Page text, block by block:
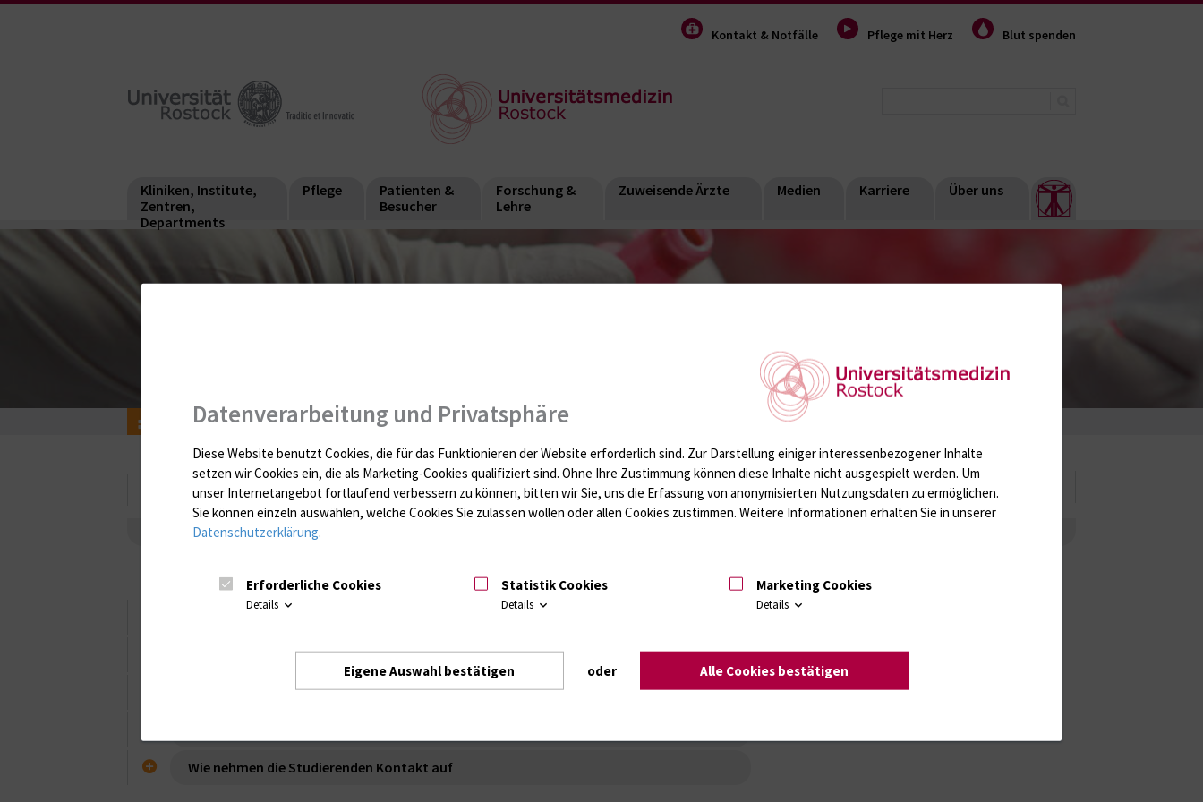
Kontakt & Notfälle Pflege mit Herz Blut spenden
Kliniken, Institute,
Zentren,
Departments
Pflege
Patienten &
Besucher
Forschung &
Lehre
Zuweisende Ärzte Medien Karriere Über uns
Forschung & Lehre Studium und Lehre an der Universitätsmedizin Rostock Informationen für Zahnärzte
Zahnmedizin
Bewerbung Aufbau und Ziele
Wie nehmen die Studierenden Kontakt auf
Kontakt
Studiengangskoordinator Zahnmedizin
0381 494-5027
Datenverarbeitung und Privatsphäre
Diese Website benutzt Cookies, die für das Funktionieren der Website erforderlich sind. Zur Darstellung einiger interessenbezogener Inhalte
setzen wir Cookies ein, die als Marketing-Cookies qualifiziert sind. Ohne Ihre Zustimmung können diese Inhalte nicht ausgespielt werden. Um
unser Internetangebot fortlaufend verbessern zu können, bitten wir Sie, uns die Erfassung von anonymisierten Nutzungsdaten zu ermöglichen.
Sie können einzeln auswählen, welche Cookies Sie zulassen wollen oder allen Cookies zustimmen. Weitere Informationen erhalten Sie in unserer
Datenschutzerklärung.
Erforderliche Cookies
Details
Statistik Cookies
Details
Marketing Cookies
Details
Eigene Auswahl bestätigen oder Alle Cookies bestätigen